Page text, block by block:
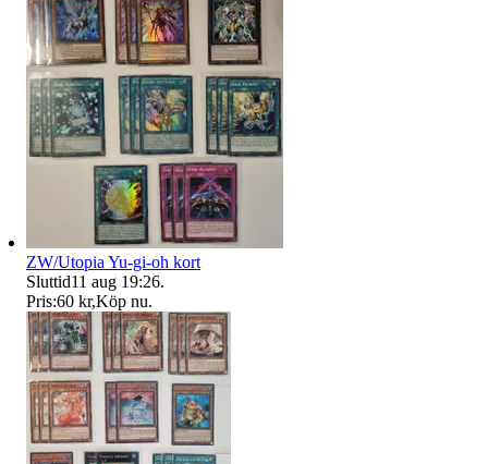
ZW/Utopia Yu-gi-oh kort
Sluttid11 aug 19:26.
Pris:60 kr,Köp nu.